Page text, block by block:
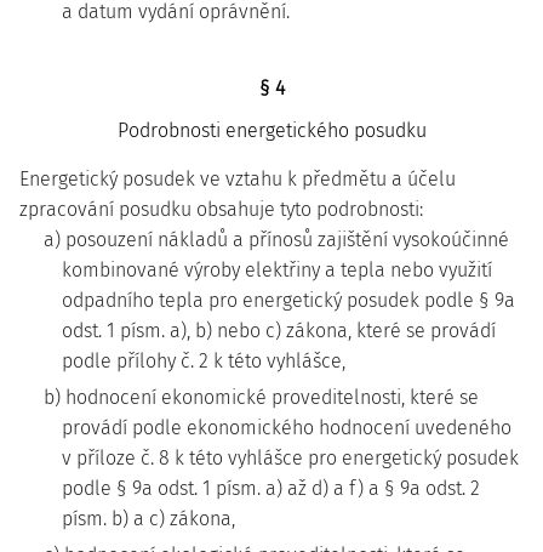
a datum vydání oprávnění.
§ 4
Podrobnosti energetického posudku
Energetický posudek ve vztahu k předmětu a účelu
zpracování posudku obsahuje tyto podrobnosti:
a) posouzení nákladů a přínosů zajištění vysokoúčinné
kombinované výroby elektřiny a tepla nebo využití
odpadního tepla pro energetický posudek podle § 9a
odst. 1 písm. a), b) nebo c) zákona, které se provádí
podle přílohy č. 2 k této vyhlášce,
b) hodnocení ekonomické proveditelnosti, které se
provádí podle ekonomického hodnocení uvedeného
v příloze č. 8 k této vyhlášce pro energetický posudek
podle § 9a odst. 1 písm. a) až d) a f) a § 9a odst. 2
písm. b) a c) zákona,